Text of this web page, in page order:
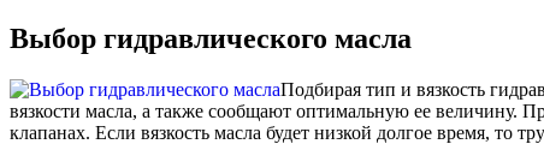
Выбор гидравлического масла
Подбирая тип и вязкость
вязкости масла, а также сообщают оптимальную ее величину.
клапанах. Если вязкость масла будет низкой долгое время, то